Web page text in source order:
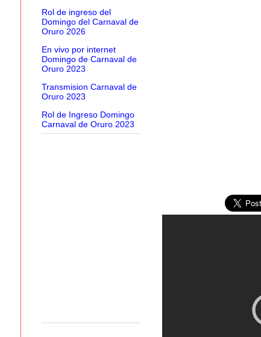
Rol de ingreso del
Domingo del Carnaval de
Oruro 2026
En vivo por internet
Domingo de Carnaval de
Oruro 2023
Transmision Carnaval de
Oruro 2023
Rol de Ingreso Domingo
Carnaval de Oruro 2023